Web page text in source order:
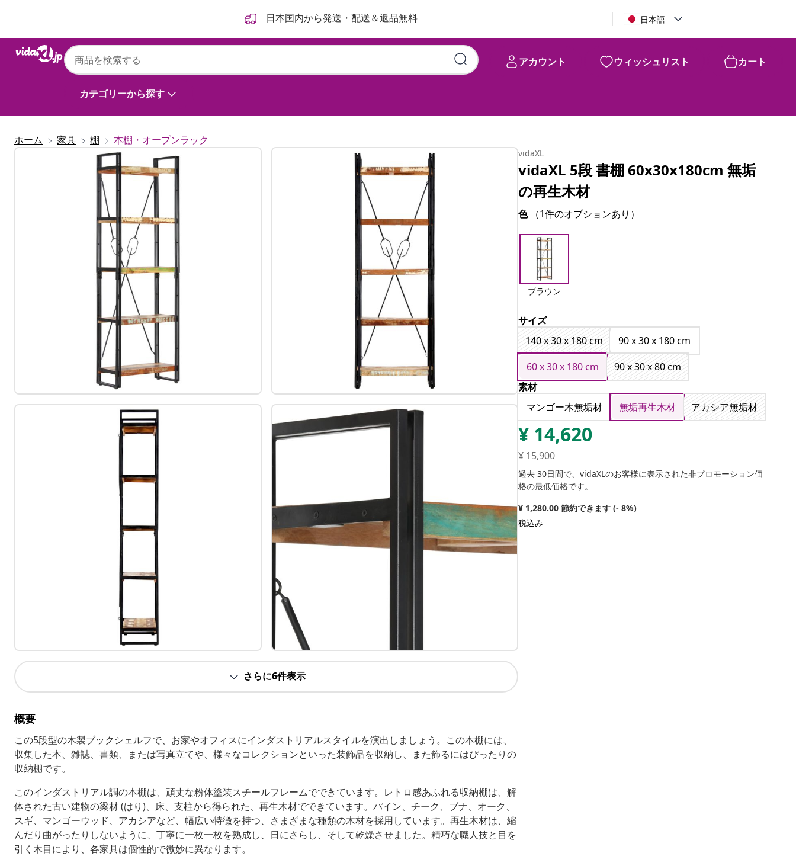
日本国内から発送・配送＆返品無料 日本語
カテゴリーから探す
アカウント ウィッシュリスト カート
ホーム 家具 棚 本棚・オープンラック
さらに6件表示
概要
この5段型の木製ブックシェルフで、お家やオフィスにインダストリアルスタイルを演出しましょう。この本棚には、
収集した本、雑誌、書類、または写真立てや、様々なコレクションといった装飾品を収納し、また飾るにはぴったりの
収納棚です。
このインダストリアル調の本棚は、頑丈な粉体塗装スチールフレームでできています。レトロ感あふれる収納棚は、解
体された古い建物の梁材 (はり)、床、支柱から得られた、再生木材でできています。パイン、チーク、ブナ、オーク、
スギ、マンゴーウッド、アカシアなど、幅広い特徴を持つ、さまざまな種類の木材を採用しています。再生木材は、縮
んだり曲がったりしないように、丁寧に一枚一枚を熟成し、日にさらし、そして乾燥させました。精巧な職人技と目を
引く木目により、各家具は個性的で微妙に異なります。
vidaXL
vidaXL 5段 書棚 60x30x180cm 無垢
の再生木材
色 （1件のオプションあり）
ブラウン
サイズ
140 x 30 x 180 cm
90 x 30 x 180 cm
60 x 30 x 180 cm
90 x 30 x 80 cm
素材
マンゴー木無垢材
無垢再生木材 アカシア無垢材
¥ 14,620
¥15,900
過去 30日間で、vidaXLのお客様に表示された非プロモーション価
格の最低価格です。
¥ 1,280.00 節約できます (- 8%)
税込み